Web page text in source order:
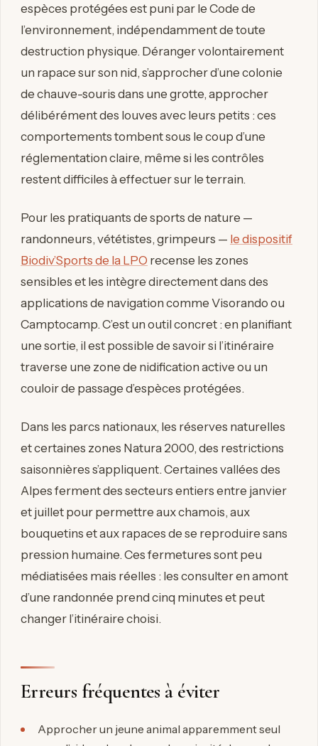
espèces protégées est puni par le Code de
l’environnement, indépendamment de toute
destruction physique. Déranger volontairement
un rapace sur son nid, s’approcher d’une colonie
de chauve-souris dans une grotte, approcher
délibérément des louves avec leurs petits : ces
comportements tombent sous le coup d’une
réglementation claire, même si les contrôles
restent difficiles à effectuer sur le terrain.
Pour les pratiquants de sports de nature —
randonneurs, vététistes, grimpeurs — le dispositif
Biodiv’Sports de la LPO recense les zones
sensibles et les intègre directement dans des
applications de navigation comme Visorando ou
Camptocamp. C’est un outil concret : en planifiant
une sortie, il est possible de savoir si l’itinéraire
traverse une zone de nidification active ou un
couloir de passage d’espèces protégées.
Dans les parcs nationaux, les réserves naturelles
et certaines zones Natura 2000, des restrictions
saisonnières s’appliquent. Certaines vallées des
Alpes ferment des secteurs entiers entre janvier
et juillet pour permettre aux chamois, aux
bouquetins et aux rapaces de se reproduire sans
pression humaine. Ces fermetures sont peu
médiatisées mais réelles : les consulter en amont
d’une randonnée prend cinq minutes et peut
changer l’itinéraire choisi.
Erreurs fréquentes à éviter
Approcher un jeune animal apparemment seul